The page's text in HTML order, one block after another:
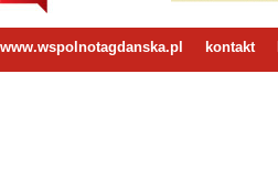
www.wspolnotagdanska.pl kontakt